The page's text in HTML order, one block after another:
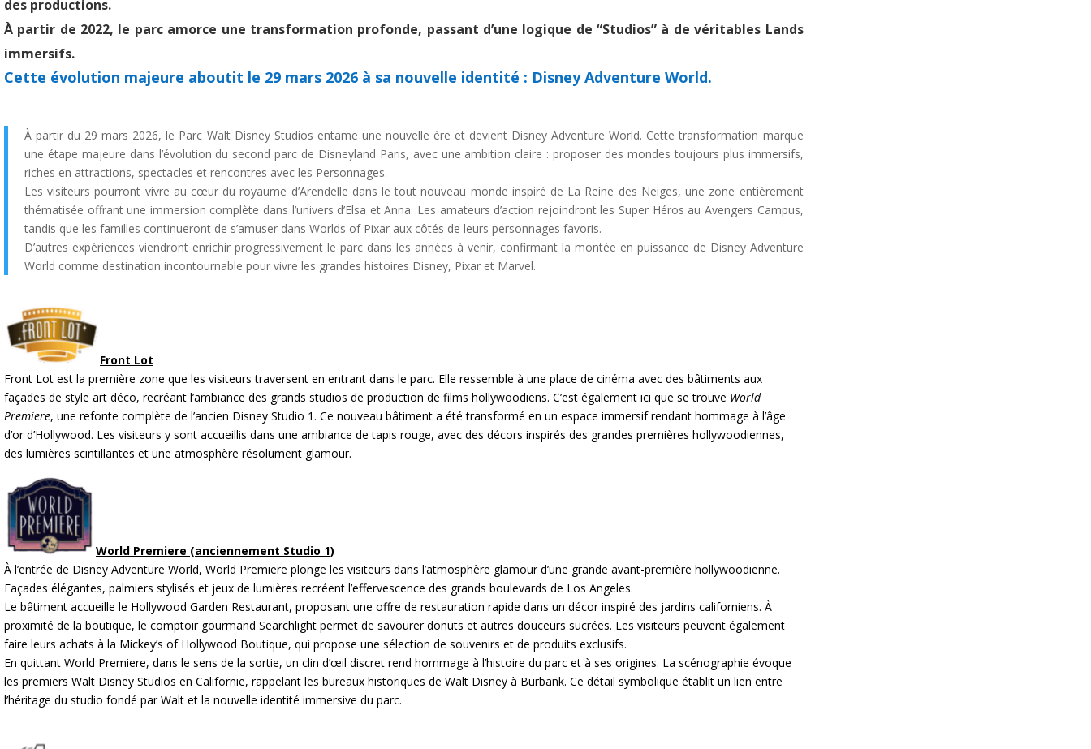
des productions.
À partir de 2022, le parc amorce une transformation profonde, passant d’une logique de “Studios” à de véritables Lands
immersifs.
Cette évolution majeure aboutit le 29 mars 2026 à sa nouvelle identité : Disney Adventure World.
À partir du 29 mars 2026, le Parc Walt Disney Studios entame une nouvelle ère et devient Disney Adventure World. Cette transformation marque
une étape majeure dans l’évolution du second parc de Disneyland Paris, avec une ambition claire : proposer des mondes toujours plus immersifs,
riches en attractions, spectacles et rencontres avec les Personnages.
Les visiteurs pourront vivre au cœur du royaume d’Arendelle dans le tout nouveau monde inspiré de La Reine des Neiges, une zone entièrement
thématisée offrant une immersion complète dans l’univers d’Elsa et Anna. Les amateurs d’action rejoindront les Super Héros au Avengers Campus,
tandis que les familles continueront de s’amuser dans Worlds of Pixar aux côtés de leurs personnages favoris.
D’autres expériences viendront enrichir progressivement le parc dans les années à venir, confirmant la montée en puissance de Disney Adventure
World comme destination incontournable pour vivre les grandes histoires Disney, Pixar et Marvel.
Front Lot
Front Lot est la première zone que les visiteurs traversent en entrant dans le parc. Elle ressemble à une place de cinéma avec des bâtiments aux
façades de style art déco, recréant l’ambiance des grands studios de production de films hollywoodiens. C’est également ici que se trouve World
Premiere, une refonte complète de l’ancien Disney Studio 1. Ce nouveau bâtiment a été transformé en un espace immersif rendant hommage à l’âge
d’or d’Hollywood. Les visiteurs y sont accueillis dans une ambiance de tapis rouge, avec des décors inspirés des grandes premières hollywoodiennes,
des lumières scintillantes et une atmosphère résolument glamour.
World Premiere (anciennement Studio 1)
À l’entrée de Disney Adventure World, World Premiere plonge les visiteurs dans l’atmosphère glamour d’une grande avant-première hollywoodienne.
Façades élégantes, palmiers stylisés et jeux de lumières recréent l’effervescence des grands boulevards de Los Angeles.
Le bâtiment accueille le Hollywood Garden Restaurant, proposant une offre de restauration rapide dans un décor inspiré des jardins californiens. À
proximité de la boutique, le comptoir gourmand Searchlight permet de savourer donuts et autres douceurs sucrées. Les visiteurs peuvent également
faire leurs achats à la Mickey’s of Hollywood Boutique, qui propose une sélection de souvenirs et de produits exclusifs.
En quittant World Premiere, dans le sens de la sortie, un clin d’œil discret rend hommage à l’histoire du parc et à ses origines. La scénographie évoque
les premiers Walt Disney Studios en Californie, rappelant les bureaux historiques de Walt Disney à Burbank. Ce détail symbolique établit un lien entre
l’héritage du studio fondé par Walt et la nouvelle identité immersive du parc.